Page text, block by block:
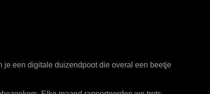
je een digitale duizendpoot die overal een beetje